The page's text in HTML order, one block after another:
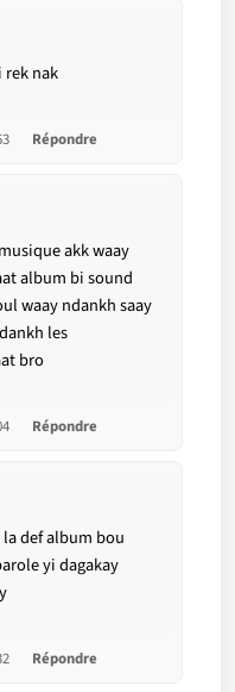
rek nak
Répondre
akk waay
album bi sound
waay ndankh saay
les
bro
Répondre
def album bou
yi dagakay
Répondre